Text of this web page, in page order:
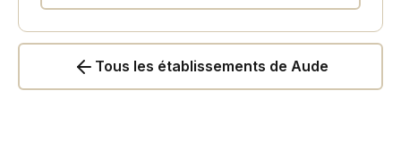
Tous les établissements de Aude